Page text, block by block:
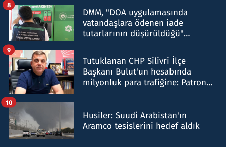
DMM, "DOA uygulamasında
vatandaşlara ödenen iade
tutarlarının düşürüldüğü"
8
Tutuklanan CHP Silivri İlçe
Başkanı Bulut'un hesabında
milyonluk para trafiğine: Patron
9
Husiler: Suudi Arabistan'ın
Aramco tesislerini hedef aldık
10